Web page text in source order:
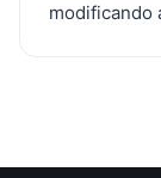
modificando